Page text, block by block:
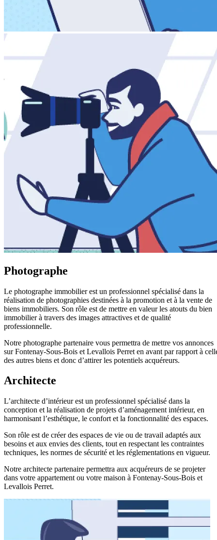
Photographe
Le photographe immobilier est un professionnel spécialisé dans la
réalisation de photographies destinées à la promotion et à la vente de
biens immobiliers. Son rôle est de mettre en valeur les atouts du bien
immobilier à travers des images attractives et de qualité
professionnelle.
Notre photographe partenaire vous permettra de mettre vos annonces
sur Fontenay-Sous-Bois et Levallois Perret en avant par rapport à
des autres biens et donc d’attirer les potentiels acquéreurs.
Architecte
L’architecte d’intérieur est un professionnel spécialisé dans la
conception et la réalisation de projets d’aménagement intérieur, en
harmonisant l’esthétique, le confort et la fonctionnalité des espaces.
Son rôle est de créer des espaces de vie ou de travail adaptés aux
besoins et aux envies des clients, tout en respectant les contraintes
techniques, les normes de sécurité et les réglementations en vigueur.
Notre architecte partenaire permettra aux acquéreurs de se projeter
dans votre appartement ou votre maison à Fontenay-Sous-Bois et
Levallois Perret.